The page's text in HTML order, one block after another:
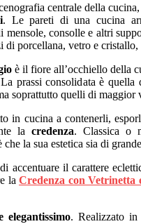
centrale della cucina,
. Le pareti di una cucina
mensole, consolle e altri
di porcellana, vetro e
è il fiore all’occhiello della
prassi consolidata è quella
soprattutto quelli di maggior
in cucina a contenerli,
la credenza. Classica o
la sua estetica sia di
accentuare il carattere
la Credenza con Vetrinetta
elegantissimo. Realizzato in